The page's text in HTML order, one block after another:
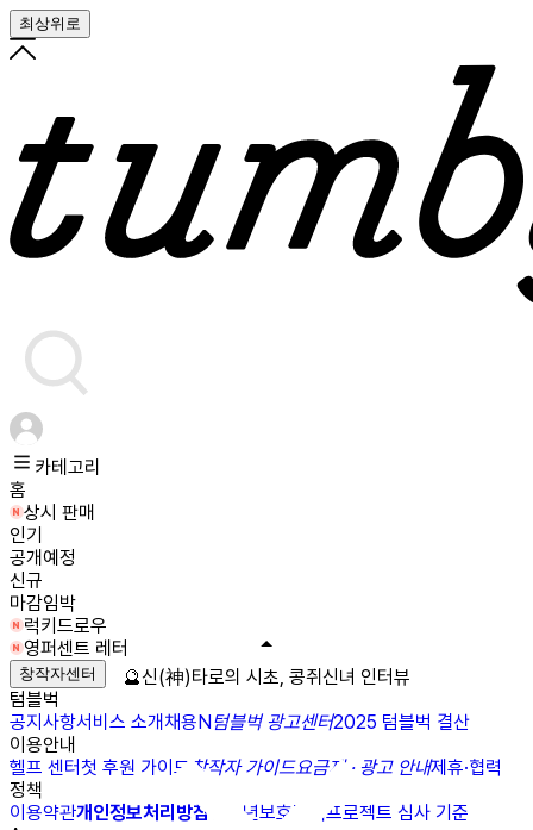
최상위로
카테고리
홈
상시 판매
인기
공개예정
신규
마감임박
럭키드로우
영퍼센트 레터
창작자센터
텀블벅
공지사항서비스 소개채용N텀블벅 광고센터2025 텀블벅 결산
이용안내
헬프 센터첫 후원 가이드 창작자 가이드요금제 · 광고 안내제휴·협력
정책
이용약관개인정보처리방침 청소년보호정책프로젝트 심사 기준
🔮신(神)타로의 시초, 콩쥐신녀 인터뷰